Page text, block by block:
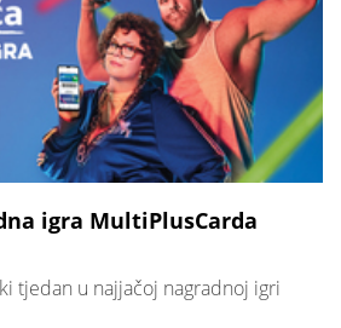
igra MultiPlusCarda
tjedan u najjačoj nagradnoj igri